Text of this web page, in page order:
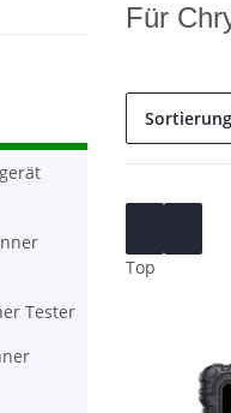
Für
Sortierung
Top
Tester